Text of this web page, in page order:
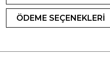
ÖDEME SEÇENEKLERİ